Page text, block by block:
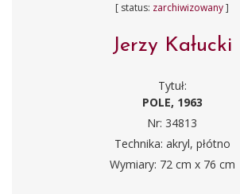
[ status: zarchiwizowany]
Jerzy Kałucki
Tytuł:
POLE, 1963
Nr: 34813
Technika: akryl, płótno
Wymiary: 72 cm x 76 cm